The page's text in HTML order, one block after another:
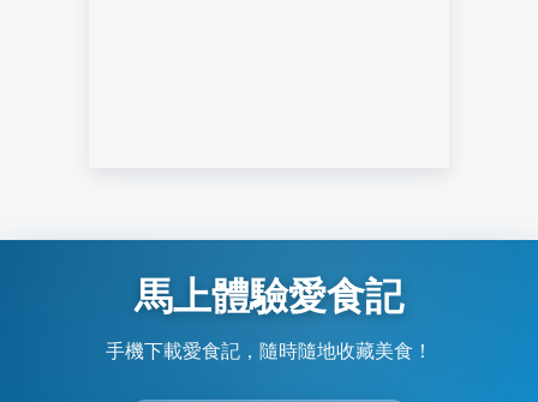
馬上體驗愛食記
手機下載愛食記，隨時隨地收藏美食！